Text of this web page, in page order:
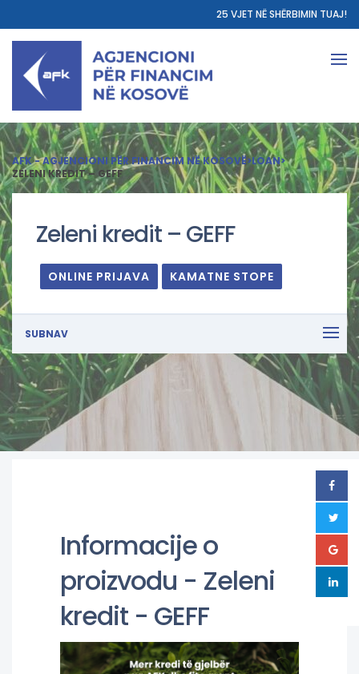
25 VJET NË SHËRBIMIN TUAJ!
AFK - AGJENCIONI PËR FINANCIM NË KOSOVË>LOAN>
ZELENI KREDIT – GEFF
Zeleni kredit – GEFF
ONLINE PRIJAVA KAMATNE STOPE
SUBNAV
Informacije o
proizvodu - Zeleni
kredit - GEFF